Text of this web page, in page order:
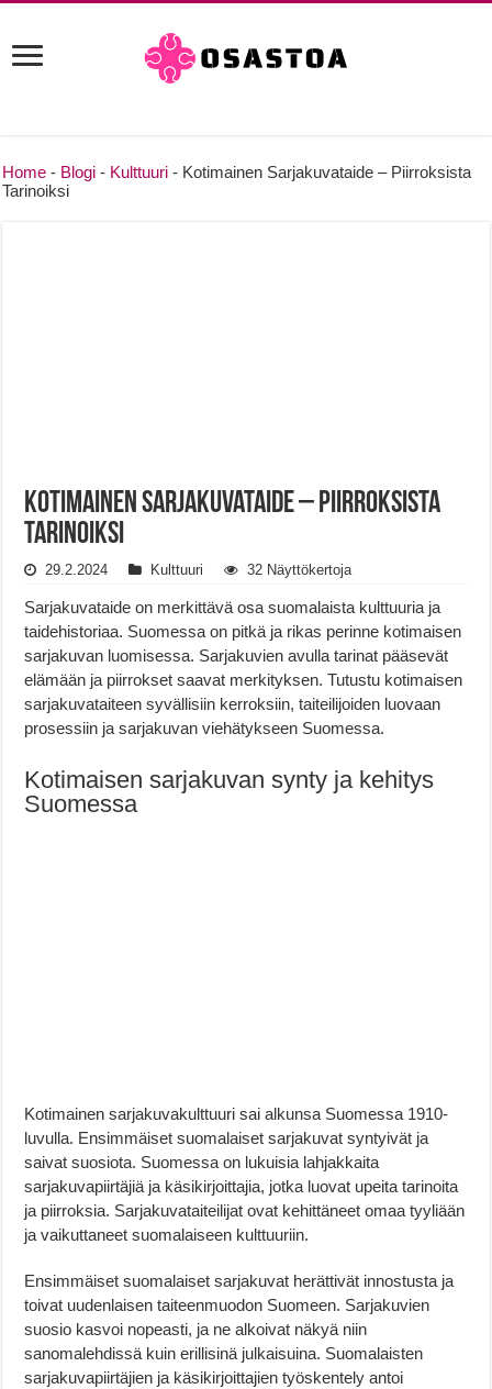
Home - Blogi - Kulttuuri - Kotimainen Sarjakuvataide – Piirroksista
Tarinoiksi
Kotimainen Sarjakuvataide – Piirroksista
Tarinoiksi
29.2.2024 Kulttuuri 32 Näyttökertoja
Sarjakuvataide on merkittävä osa suomalaista kulttuuria ja
taidehistoriaa. Suomessa on pitkä ja rikas perinne kotimaisen
sarjakuvan luomisessa. Sarjakuvien avulla tarinat pääsevät
elämään ja piirrokset saavat merkityksen. Tutustu kotimaisen
sarjakuvataiteen syvällisiin kerroksiin, taiteilijoiden luovaan
prosessiin ja sarjakuvan viehätykseen Suomessa.
Kotimaisen sarjakuvan synty ja kehitys
Suomessa
Kotimainen sarjakuvakulttuuri sai alkunsa Suomessa 1910-
luvulla. Ensimmäiset suomalaiset sarjakuvat syntyivät ja
saivat suosiota. Suomessa on lukuisia lahjakkaita
sarjakuvapiirtäjiä ja käsikirjoittajia, jotka luovat upeita tarinoita
ja piirroksia. Sarjakuvataiteilijat ovat kehittäneet omaa tyyliään
ja vaikuttaneet suomalaiseen kulttuuriin.
Ensimmäiset suomalaiset sarjakuvat herättivät innostusta ja
toivat uudenlaisen taiteenmuodon Suomeen. Sarjakuvien
suosio kasvoi nopeasti, ja ne alkoivat näkyä niin
sanomalehdissä kuin erillisinä julkaisuina. Suomalaisten
sarjakuvapiirtäjien ja käsikirjoittajien työskentely antoi